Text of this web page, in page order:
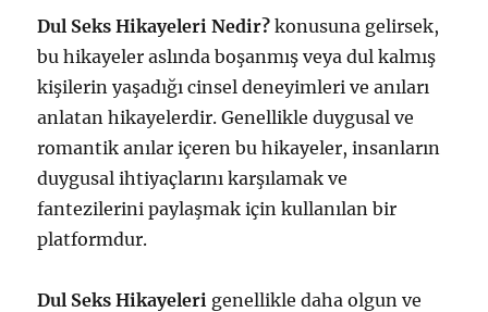
Dul Seks Hikayeleri Nedir? konusuna gelirsek,
bu hikayeler aslında boşanmış veya dul kalmış
kişilerin yaşadığı cinsel deneyimleri ve anıları
anlatan hikayelerdir. Genellikle duygusal ve
romantik anılar içeren bu hikayeler, insanların
duygusal ihtiyaçlarını karşılamak ve
fantezilerini paylaşmak için kullanılan bir
platformdur.
Dul Seks Hikayeleri genellikle daha olgun ve